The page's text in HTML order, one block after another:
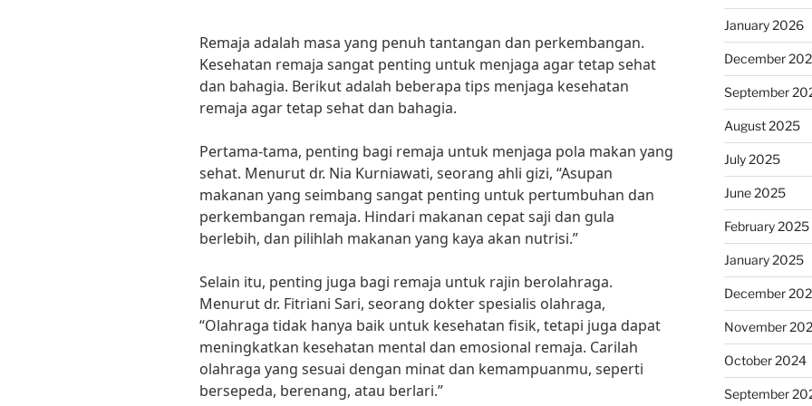
Remaja adalah masa yang penuh tantangan dan perkembangan.
Kesehatan remaja sangat penting untuk menjaga agar tetap sehat
dan bahagia. Berikut adalah beberapa tips menjaga kesehatan
remaja agar tetap sehat dan bahagia.
Pertama-tama, penting bagi remaja untuk menjaga pola makan yang
sehat. Menurut dr. Nia Kurniawati, seorang ahli gizi, “Asupan
makanan yang seimbang sangat penting untuk pertumbuhan dan
perkembangan remaja. Hindari makanan cepat saji dan gula
berlebih, dan pilihlah makanan yang kaya akan nutrisi.”
Selain itu, penting juga bagi remaja untuk rajin berolahraga.
Menurut dr. Fitriani Sari, seorang dokter spesialis olahraga,
“Olahraga tidak hanya baik untuk kesehatan fisik, tetapi juga dapat
meningkatkan kesehatan mental dan emosional remaja. Carilah
olahraga yang sesuai dengan minat dan kemampuanmu, seperti
bersepeda, berenang, atau berlari.”
January 2026
December
September
August 2025
July 2025
June 2025
February 2025
January 2025
December
November
October 2024
September